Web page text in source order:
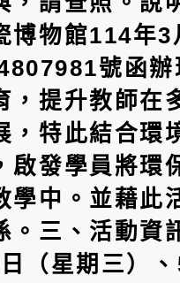
博物館114年
號函
，提升教師在
，特此結合環
啟發學員將環
學中。並藉此
。三、活動資
（星期三）